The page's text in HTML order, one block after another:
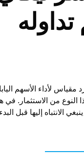
لأداء الأسهم
النوع من الاستثمار.
الانتباه إليها قبل